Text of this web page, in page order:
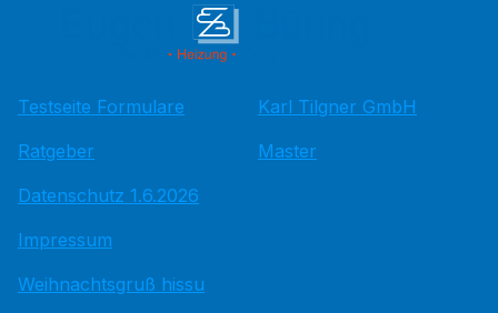
Testseite Formulare
Ratgeber
Datenschutz 1.6.2026
Impressum
Weihnachtsgruß hissu
Karl Tilgner GmbH
Master